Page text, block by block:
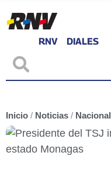
RNV DIALES
Inicio / Noticias / Nacional